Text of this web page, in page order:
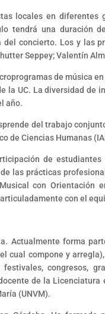
locales en diferentes
tendrá una duración
concierto. Los y las
Seppey; Valentín
de música
la UC. La diversidad de
año.
del trabajo
de Ciencias Humanas
de
las prácticas
con Orientación
con el
Actualmente forma
cual compone y
congresos,
de la
(UNVM).